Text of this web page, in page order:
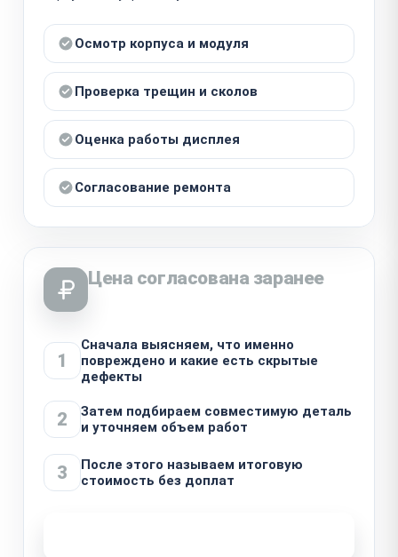
Осмотр корпуса и модуля
Проверка трещин и сколов
Оценка работы дисплея
Согласование ремонта
Цена согласована заранее
1
Сначала выясняем, что именно
повреждено и какие есть скрытые
дефекты
2
Затем подбираем совместимую деталь
и уточняем объем работ
3
После этого называем итоговую
стоимость без доплат